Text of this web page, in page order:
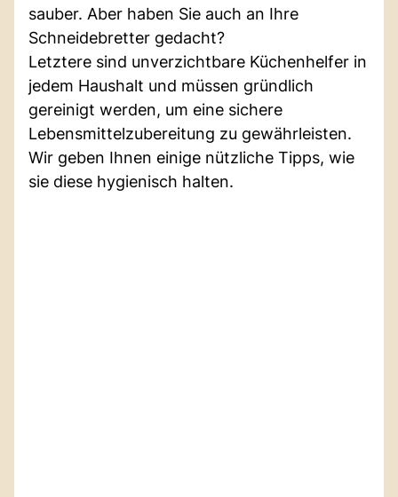
sauber. Aber haben Sie auch an Ihre
Schneidebretter gedacht?
Letztere sind unverzichtbare Küchenhelfer in
jedem Haushalt und müssen gründlich
gereinigt werden, um eine sichere
Lebensmittelzubereitung zu gewährleisten.
Wir geben Ihnen einige nützliche Tipps, wie
sie diese hygienisch halten.